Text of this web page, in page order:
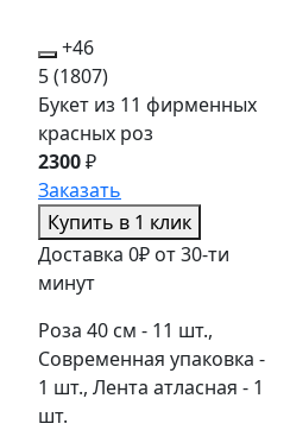
+46
5(1807)
Букет из 11 фирменных
красных роз
2300₽
Заказать
Купить в 1 клик
Доставка 0₽ от 30-ти
минут
Роза 40 см - 11 шт.,
Современная упаковка -
1 шт., Лента атласная - 1
шт.